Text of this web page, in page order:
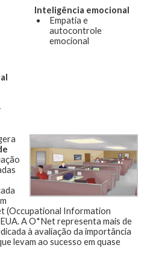
Inteligência emocional
Empatia e
autocontrole
emocional
(Occupational Information
A O*Net representa mais de
à avaliação da importância
levam ao sucesso em quase